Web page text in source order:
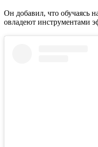
Он добавил, что обучаясь
овладеют инструментами